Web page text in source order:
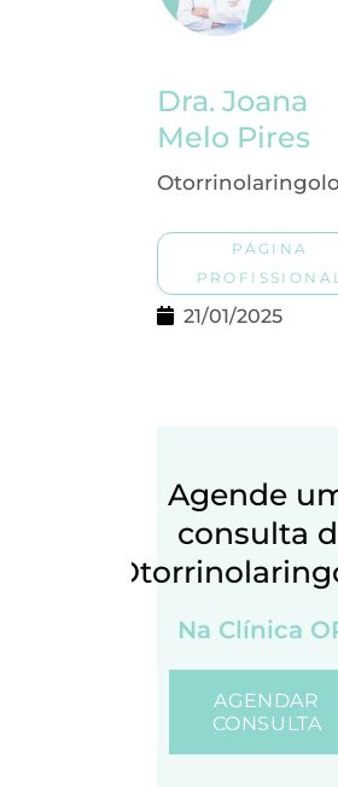
Dra. Joana
Melo Pires
PÁGINA
PROFISSIONAL
21/01/2025
Agende
consulta
Na Clínica
AGENDAR
CONSULTA